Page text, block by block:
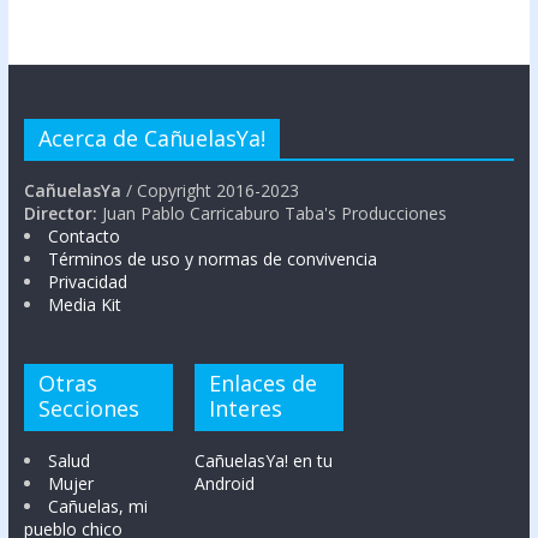
Acerca de CañuelasYa!
CañuelasYa / Copyright 2016-2023
Director: Juan Pablo Carricaburo Taba's Producciones
Contacto
Términos de uso y normas de convivencia
Privacidad
Media Kit
Otras
Secciones
Salud
Mujer
Cañuelas, mi
pueblo chico
Enlaces de
Interes
CañuelasYa! en tu
Android